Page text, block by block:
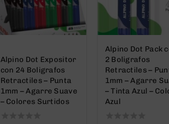
Alpino Dot Expositor
con 24 Boligrafos
Retractiles – Punta
1mm – Agarre Suave
– Colores Surtidos
Alpino Dot Pack
2 Boligrafos
Retractiles –
1mm – Agarre
– Tinta Azul –
Azul